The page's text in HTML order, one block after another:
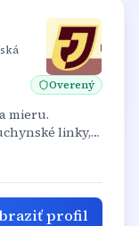
Overený
mieru.
linky,
profil